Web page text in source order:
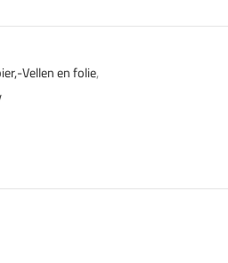
Vellen en folie,